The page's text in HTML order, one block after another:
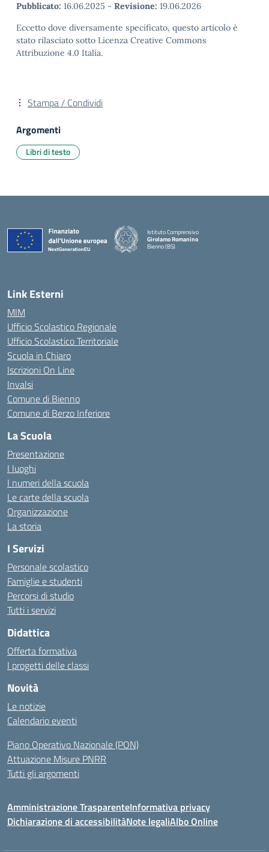
Pubblicato: 16.06.2025 - Revisione: 19.06.2026
Eccetto dove diversamente specificato, questo articolo è
stato rilasciato sotto Licenza Creative Commons
Attribuzione 4.0 Italia.
Stampa / Condividi
Argomenti
Libri di testo
Istituto Comprensivo
Girolamo Romanino
Bienno (BS)
Link Esterni
MIM
Ufficio Scolastico Regionale
Ufficio Scolastico Territoriale
Scuola in Chiaro
Iscrizioni On Line
Invalsi
Comune di Bienno
Comune di Berzo Inferiore
La Scuola
Presentazione
I luoghi
I numeri della scuola
Le carte della scuola
Organizzazione
La storia
I Servizi
Personale scolastico
Famiglie e studenti
Percorsi di studio
Tutti i servizi
Didattica
Offerta formativa
I progetti delle classi
Novità
Le notizie
Calendario eventi
Piano Operativo Nazionale (PON)
Attuazione Misure PNRR
Tutti gli argomenti
Amministrazione TrasparenteInformativa privacy
Dichiarazione di accessibilitàNote legaliAlbo Online